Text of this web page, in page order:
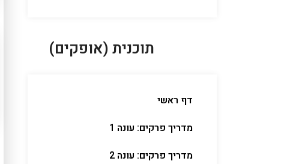
תוכנית (אופקים)
דף ראשי
מדריך פרקים: עונה 1
מדריך פרקים: עונה 2